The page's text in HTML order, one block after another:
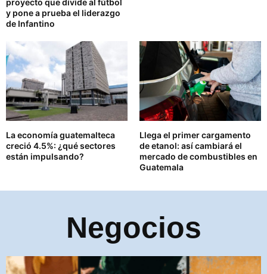
y pone a prueba el liderazgo
de Infantino
La economía guatemalteca
creció 4.5%: ¿qué sectores
están impulsando?
Llega el primer cargamento
de etanol: así cambiará el
mercado de combustibles en
Guatemala
Negocios